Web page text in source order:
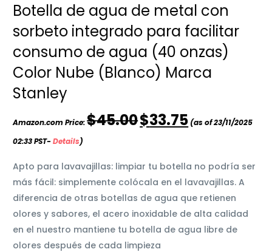
Botella de agua de metal con
sorbeto integrado para facilitar
consumo de agua (40 onzas)
Color Nube (Blanco) Marca
Stanley
Amazon.com Price:$45.00 El
precio
$33.75precio
(as of 23/11/2025
02:33 PST-Details)
Apto para lavavajillas: limpiar tu botella no podría ser
más fácil: simplemente colócala en el lavavajillas. A
diferencia de otras botellas de agua que retienen
olores y sabores, el acero inoxidable de alta calidad
en el nuestro mantiene tu botella de agua libre de
olores después de cada limpieza